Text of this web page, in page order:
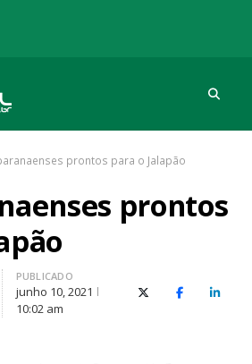
melhores coberturas
prontos para o Jalapão
prontos
PUBLICADO
junho 10, 2021
10:02 am
X (Twitter)Facebook
O